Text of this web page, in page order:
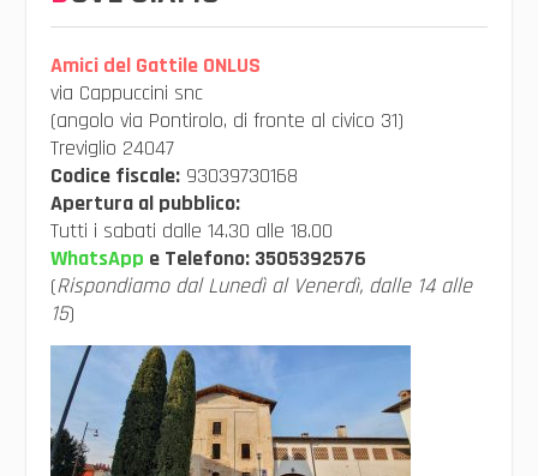
Amici del Gattile ONLUS
via Cappuccini snc
(angolo via Pontirolo, di fronte al civico 31)
Treviglio 24047
Codice fiscale:93039730168
Apertura al pubblico:
Tutti i sabati dalle 14.30 alle 18.00
WhatsApp e Telefono: 3505392576
(Rispondiamo dal Lunedì al Venerdì, dalle 14 alle
15)